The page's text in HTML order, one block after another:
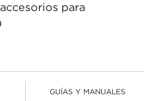
para
GUÍAS Y MANUALES